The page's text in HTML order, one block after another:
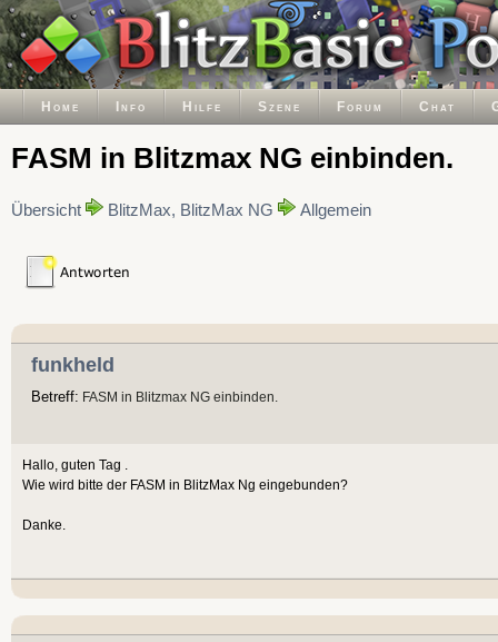
Home Info Hilfe Szene Forum Chat
FASM in Blitzmax NG einbinden.
Übersicht BlitzMax, BlitzMax NG Allgemein
funkheld
Betreff: FASM in Blitzmax NG einbinden.
Hallo, guten Tag .
Wie wird bitte der FASM in BlitzMax Ng eingebunden?
Danke.